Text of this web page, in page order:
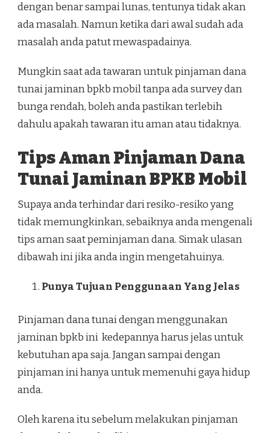
dengan benar sampai lunas, tentunya tidak akan
ada masalah. Namun ketika dari awal sudah ada
masalah anda patut mewaspadainya.
Mungkin saat ada tawaran untuk pinjaman dana
tunai jaminan bpkb mobil tanpa ada survey dan
bunga rendah, boleh anda pastikan terlebih
dahulu apakah tawaran itu aman atau tidaknya.
Tips Aman Pinjaman Dana
Tunai Jaminan BPKB Mobil
Supaya anda terhindar dari resiko-resiko yang
tidak memungkinkan, sebaiknya anda mengenali
tips aman saat peminjaman dana. Simak ulasan
dibawah ini jika anda ingin mengetahuinya.
Punya Tujuan Penggunaan Yang Jelas
Pinjaman dana tunai dengan menggunakan
jaminan bpkb ini kedepannya harus jelas untuk
kebutuhan apa saja. Jangan sampai dengan
pinjaman ini hanya untuk memenuhi gaya hidup
anda.
Oleh karena itu sebelum melakukan pinjaman